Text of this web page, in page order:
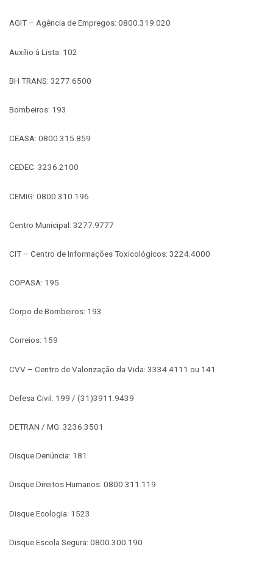
AGIT – Agência de Empregos: 0800.319.020
Auxílio à Lista: 102
BH TRANS: 3277.6500
Bombeiros: 193
CEASA: 0800.315.859
CEDEC: 3236.2100
CEMIG: 0800.310.196
Centro Municipal: 3277.9777
CIT – Centro de Informações Toxicológicos: 3224.4000
COPASA: 195
Corpo de Bombeiros: 193
Correios: 159
CVV – Centro de Valorização da Vida: 3334.4111 ou 141
Defesa Civil: 199 / (31)3911.9439
DETRAN / MG: 3236.3501
Disque Denúncia: 181
Disque Direitos Humanos: 0800.311.119
Disque Ecologia: 1523
Disque Escola Segura: 0800.300.190